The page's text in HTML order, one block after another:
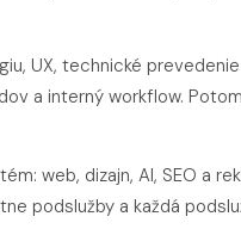
UX, technické
a interný workflow.
web, dizajn, AI, SEO a
podslužby a každá